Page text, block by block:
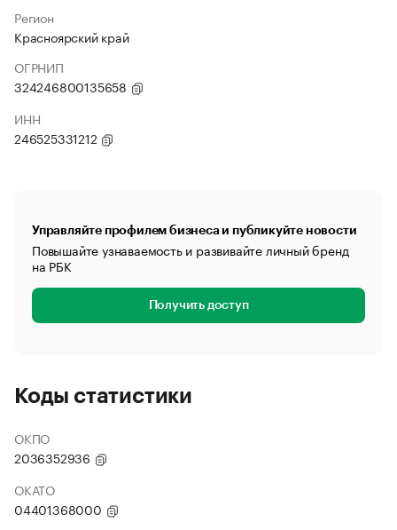
Регион
Красноярский край
ОГРНИП
324246800135658
ИНН
246525331212
Управляйте профилем бизнеса и публикуйте новости
Повышайте узнаваемость и развивайте личный бренд
на РБК
Получить доступ
Коды статистики
ОКПО
2036352936
ОКАТО
04401368000